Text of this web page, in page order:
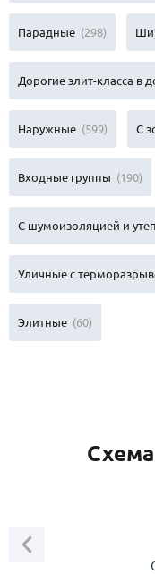
Парадные (298)
Дорогие элит-класса в
Наружные (599) С
Входные группы (190)
С шумоизоляцией и
Уличные с
Элитные (60)